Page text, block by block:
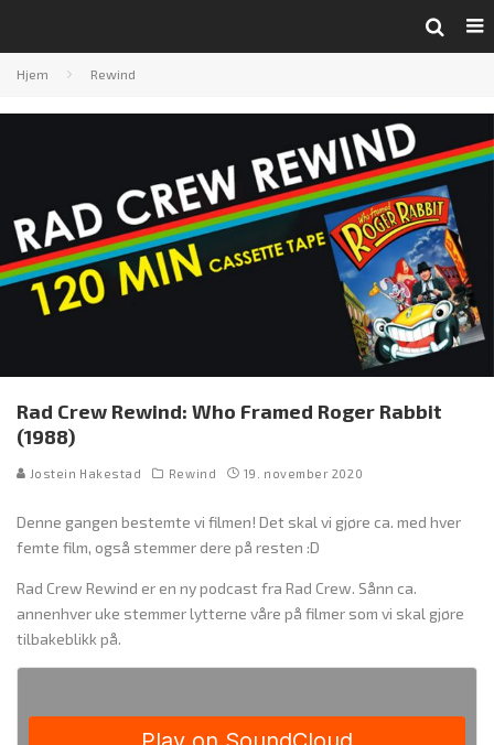
Hjem Rewind
Rad Crew Rewind: Who Framed Roger Rabbit
(1988)
Jostein Hakestad Rewind 19. november 2020
Denne gangen bestemte vi filmen! Det skal vi gjøre ca. med hver
femte film, også stemmer dere på resten :D
Rad Crew Rewind er en ny podcast fra Rad Crew. Sånn ca.
annenhver uke stemmer lytterne våre på filmer som vi skal gjøre
tilbakeblikk på.